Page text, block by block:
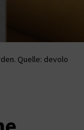
Quelle: devolo